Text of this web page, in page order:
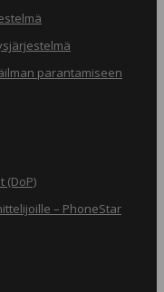
parantamiseen
(DoP)
– PhoneStar